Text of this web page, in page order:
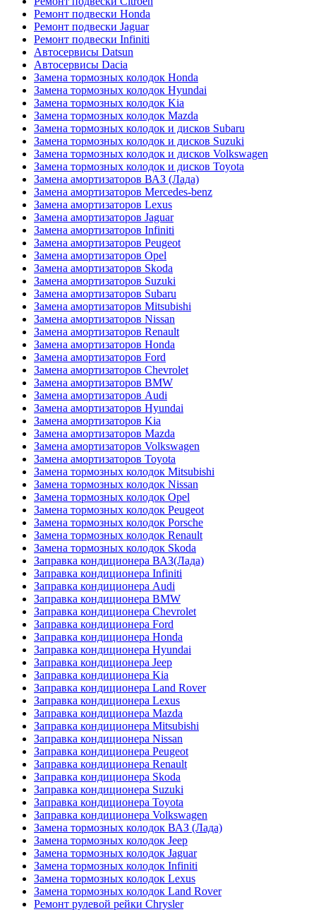
Ремонт подвески Honda
Ремонт подвески Jaguar
Ремонт подвески Infiniti
Автосервисы Datsun
Автосервисы Dacia
Замена тормозных колодок Honda
Замена тормозных колодок Hyundai
Замена тормозных колодок Kia
Замена тормозных колодок Mazda
Замена тормозных колодок и дисков Subaru
Замена тормозных колодок и дисков Suzuki
Замена тормозных колодок и дисков Volkswagen
Замена тормозных колодок и дисков Toyota
Замена амортизаторов ВАЗ (Лада)
Замена амортизаторов Mercedes-benz
Замена амортизаторов Lexus
Замена амортизаторов Jaguar
Замена амортизаторов Infiniti
Замена амортизаторов Peugeot
Замена амортизаторов Opel
Замена амортизаторов Skoda
Замена амортизаторов Suzuki
Замена амортизаторов Subaru
Замена амортизаторов Mitsubishi
Замена амортизаторов Nissan
Замена амортизаторов Renault
Замена амортизаторов Honda
Замена амортизаторов Ford
Замена амортизаторов Chevrolet
Замена амортизаторов BMW
Замена амортизаторов Audi
Замена амортизаторов Hyundai
Замена амортизаторов Kia
Замена амортизаторов Mazda
Замена амортизаторов Volkswagen
Замена амортизаторов Toyota
Замена тормозных колодок Mitsubishi
Замена тормозных колодок Nissan
Замена тормозных колодок Opel
Замена тормозных колодок Peugeot
Замена тормозных колодок Porsche
Замена тормозных колодок Renault
Замена тормозных колодок Skoda
Заправка кондиционера ВАЗ(Лада)
Заправка кондиционера Infiniti
Заправка кондиционера Audi
Заправка кондиционера BMW
Заправка кондиционера Chevrolet
Заправка кондиционера Ford
Заправка кондиционера Honda
Заправка кондиционера Hyundai
Заправка кондиционера Jeep
Заправка кондиционера Kia
Заправка кондиционера Land Rover
Заправка кондиционера Lexus
Заправка кондиционера Mazda
Заправка кондиционера Mitsubishi
Заправка кондиционера Nissan
Заправка кондиционера Peugeot
Заправка кондиционера Renault
Заправка кондиционера Skoda
Заправка кондиционера Suzuki
Заправка кондиционера Toyota
Заправка кондиционера Volkswagen
Замена тормозных колодок ВАЗ (Лада)
Замена тормозных колодок Jeep
Замена тормозных колодок Jaguar
Замена тормозных колодок Infiniti
Замена тормозных колодок Lexus
Замена тормозных колодок Land Rover
Ремонт рулевой рейки Chrysler